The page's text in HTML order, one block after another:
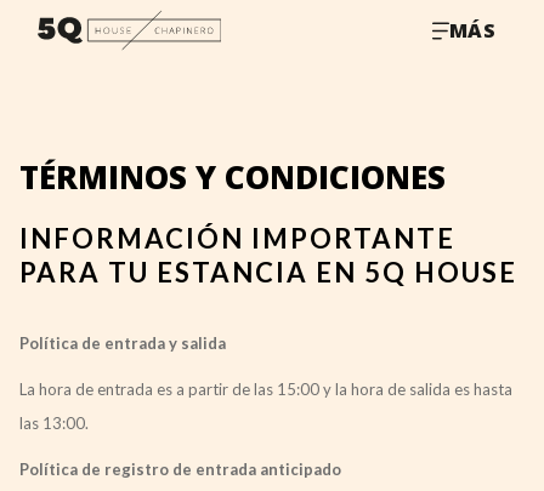
MÁS
TÉRMINOS Y CONDICIONES
INFORMACIÓN IMPORTANTE
PARA TU ESTANCIA EN 5Q HOUSE
Política de entrada y salida
La hora de entrada es a partir de las 15:00 y la hora de salida es hasta
las 13:00.
Política de registro de entrada anticipado